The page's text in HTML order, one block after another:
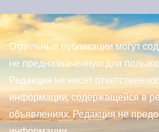
Отдельные публикации могут
не предназначенную для
Редакция не несет
информации, содержащейся в
объявлениях. Редакция не